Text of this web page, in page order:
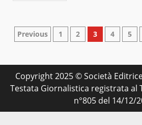
Paginazione
articoli
Previous 1 2 3 4 5
Copyright 2025 © Società
Testata Giornalistica registrata al
n°805 del 14/12/